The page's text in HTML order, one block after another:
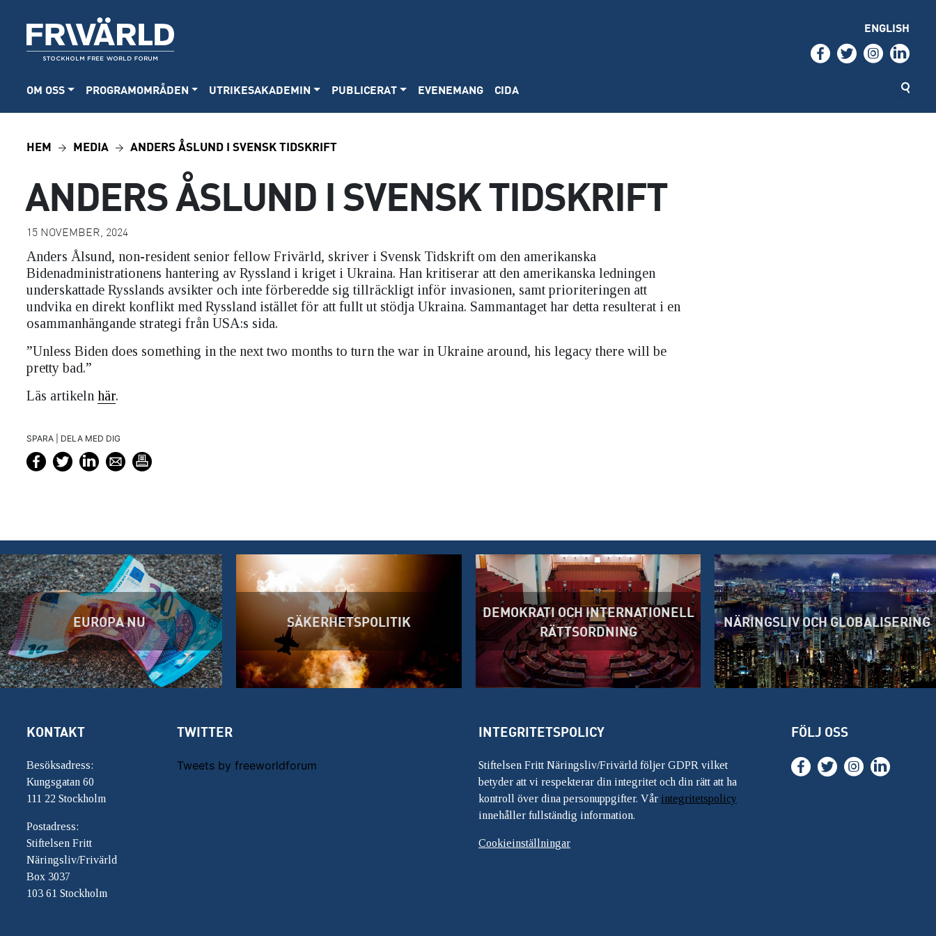
ENGLISH
OM OSS PROGRAMOMRÅDEN UTRIKESAKADEMIN PUBLICERAT EVENEMANG CIDA
HEM MEDIA ANDERS ÅSLUND I SVENSK TIDSKRIFT
ANDERS ÅSLUND I SVENSK TIDSKRIFT
15 NOVEMBER, 2024
Anders Ålsund, non-resident senior fellow Frivärld, skriver i Svensk Tidskrift om den amerikanska
Bidenadministrationens hantering av Ryssland i kriget i Ukraina. Han kritiserar att den amerikanska ledningen
underskattade Rysslands avsikter och inte förberedde sig tillräckligt inför invasionen, samt prioriteringen att
undvika en direkt konflikt med Ryssland istället för att fullt ut stödja Ukraina. Sammantaget har detta resulterat i en
osammanhängande strategi från USA:s sida.
”Unless Biden does something in the next two months to turn the war in Ukraine around, his legacy there will be
pretty bad.”
Läs artikeln här.
SPARA | DELA MED DIG
EUROPA NU SÄKERHETSPOLITIK
DEMOKRATI OCH INTERNATIONELL
RÄTTSORDNING
NÄRINGSLIV OCH GLOBALISERING
KONTAKT
Besöksadress:
Kungsgatan 60
111 22 Stockholm
Postadress:
Stiftelsen Fritt
Näringsliv/Frivärld
Box 3037
103 61 Stockholm
TWITTER
Tweets by freeworldforum
INTEGRITETSPOLICY
Stiftelsen Fritt Näringsliv/Frivärld följer GDPR vilket
betyder att vi respekterar din integritet och din rätt att ha
kontroll över dina personuppgifter. Vår integritetspolicy
innehåller fullständig information.
Cookieinställningar
FÖLJ OSS